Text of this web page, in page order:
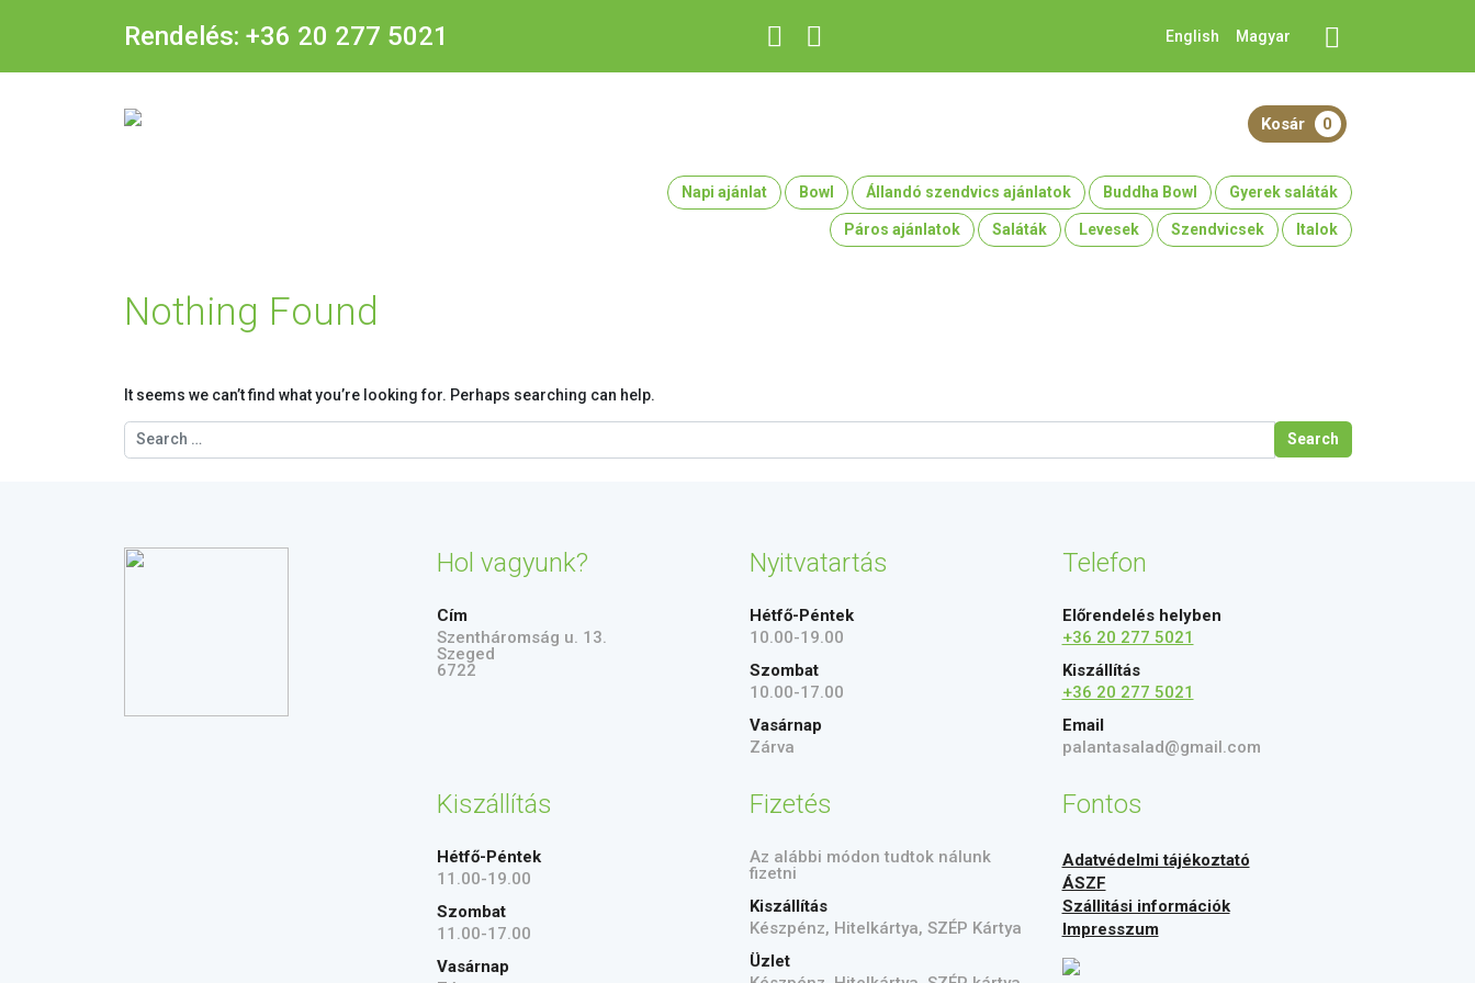
Rendelés: +36 20 277 5021 English Magyar
Kosár 0
Napi ajánlat Bowl Állandó szendvics ajánlatok Buddha Bowl Gyerek saláták
Páros ajánlatok Saláták Levesek Szendvicsek Italok
Nothing Found
It seems we can’t find what you’re looking for. Perhaps searching can help.
Search for:
Hol vagyunk?
Cím
Szentháromság u. 13.
Szeged
6722
Nyitvatartás
Hétfő-Péntek
10.00-19.00
Szombat
10.00-17.00
Vasárnap
Zárva
Telefon
Előrendelés helyben
+36 20 277 5021
Kiszállítás
+36 20 277 5021
Email
palantasalad@gmail.com
Kiszállítás
Hétfő-Péntek
11.00-19.00
Szombat
11.00-17.00
Vasárnap
Fizetés
Az alábbi módon tudtok nálunk
fizetni
Kiszállítás
Készpénz, Hitelkártya, SZÉP Kártya
Üzlet
Fontos
Adatvédelmi tájékoztató
ÁSZF
Szállitási információk
Impresszum